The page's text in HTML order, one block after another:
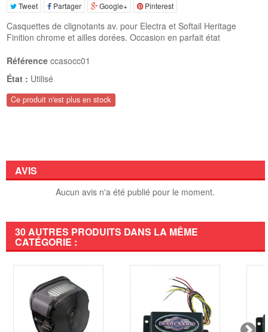
Tweet Partager Google+ Pinterest
Casquettes de clignotants av. pour Electra et Softail Heritage
Finition chrome et ailles dorées. Occasion en parfait état
Référence ccasocc01
État : Utilisé
Ce produit n'est plus en stock
AVIS
Aucun avis n'a été publié pour le moment.
30 AUTRES PRODUITS DANS LA MÊME
CATÉGORIE :